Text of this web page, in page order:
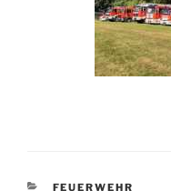
KATEGORIEN
FEUERWEHR